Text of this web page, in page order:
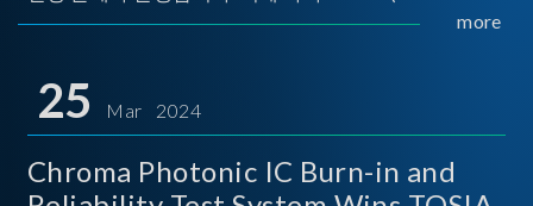
Implementers Forum)는 USB Power Delivery(PD) 전력
서는 USB PD를 지원하는 다양한 제품들이 출시되고 있
습니다. 스마트폰, 디지털 카메라, 모바일 기기, 외장 스토
리지, 노트북, 디스플레이 등에서 하나의
more
25 Mar 2024
Chroma Photonic IC Burn-in and